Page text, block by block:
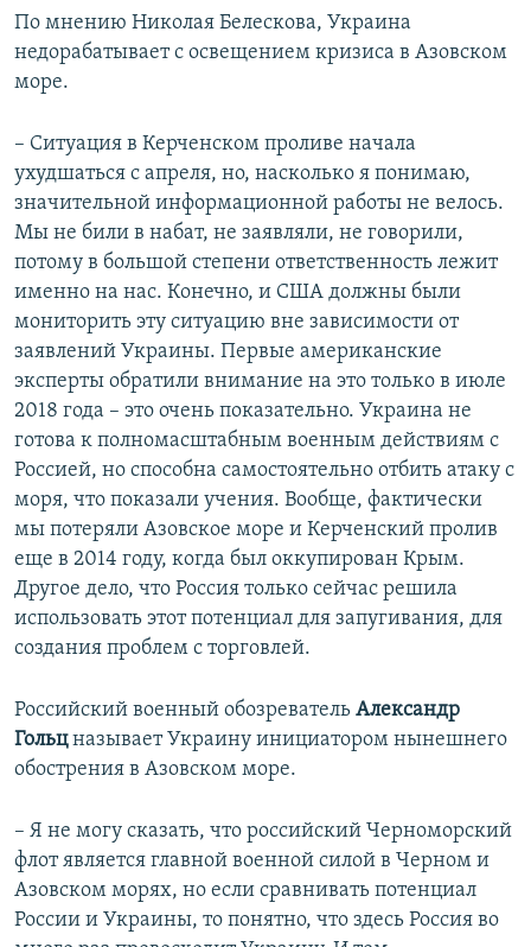
По мнению Николая Белескова, Украина
недорабатывает с освещением кризиса в Азовском
море.
– Ситуация в Керченском проливе начала
ухудшаться с апреля, но, насколько я понимаю,
значительной информационной работы не велось.
Мы не били в набат, не заявляли, не говорили,
потому в большой степени ответственность лежит
именно на нас. Конечно, и США должны были
мониторить эту ситуацию вне зависимости от
заявлений Украины. Первые американские
эксперты обратили внимание на это только в июле
2018 года – это очень показательно. Украина не
готова к полномасштабным военным действиям с
Россией, но способна самостоятельно отбить атаку с
моря, что показали учения. Вообще, фактически
мы потеряли Азовское море и Керченский пролив
еще в 2014 году, когда был оккупирован Крым.
Другое дело, что Россия только сейчас решила
использовать этот потенциал для запугивания, для
создания проблем с торговлей.
Российский военный обозреватель Александр
Гольцназывает Украину инициатором нынешнего
обострения в Азовском море.
– Я не могу сказать, что российский Черноморский
флот является главной военной силой в Черном и
Азовском морях, но если сравнивать потенциал
России и Украины, то понятно, что здесь Россия во